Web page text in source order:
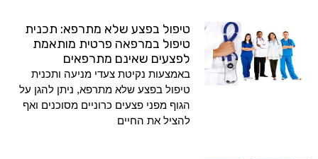
טיפול בפצע שלא מתרפא: תכנית
טיפול במרפאה פרטית מותאמת
לפצעים שאינם מתרפאים
באמצעות נקיטת צעדי מניעה ותכנית
טיפול בפצע שלא מתרפא, ניתן להגן על
הגוף מפני פצעים כרוניים מסוכנים ואף
להציל את החיים